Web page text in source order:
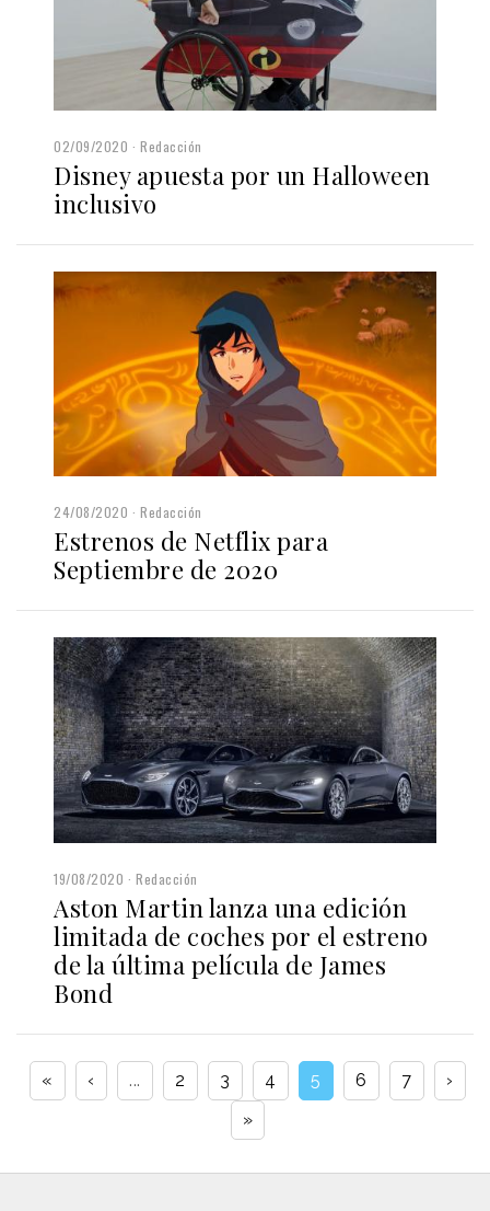
02/09/2020 Redacción
Disney apuesta por un Halloween
inclusivo
24/08/2020 Redacción
Estrenos de Netflix para
Septiembre de 2020
19/08/2020 Redacción
Aston Martin lanza una edición
limitada de coches por el estreno
de la última película de James
Bond
« ‹ ... 2 3 4 5 6 7
›
»